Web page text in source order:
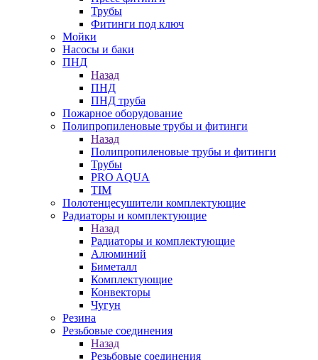
Трубы
Фитинги под ключ
Мойки
Насосы и баки
ПНД
Назад
ПНД
ПНД труба
Пожарное оборудование
Полипропиленовые трубы и фитинги
Назад
Полипропиленовые трубы и фитинги
Трубы
PRO AQUA
TIM
Полотенцесушители комплектующие
Радиаторы и комплектующие
Назад
Радиаторы и комплектующие
Алюминий
Биметалл
Комплектующие
Конвекторы
Чугун
Резина
Резьбовые соединения
Назад
Резьбовые соединения